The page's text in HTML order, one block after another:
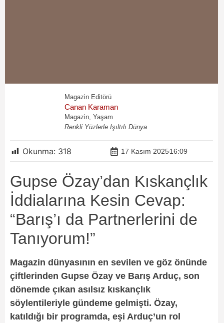
Magazin Editörü
Canan Karaman
Magazin, Yaşam
Renkli Yüzlerle Işıltılı Dünya
Okunma: 318 17 Kasım 202516:09
Gupse Özay’dan Kıskançlık
İddialarına Kesin Cevap:
“Barış’ı da Partnerlerini de
Tanıyorum!”
Magazin dünyasının en sevilen ve göz önünde
çiftlerinden Gupse Özay ve Barış Arduç, son
dönemde çıkan asılsız kıskançlık
söylentileriyle gündeme gelmişti. Özay,
katıldığı bir programda, eşi Arduç’un rol